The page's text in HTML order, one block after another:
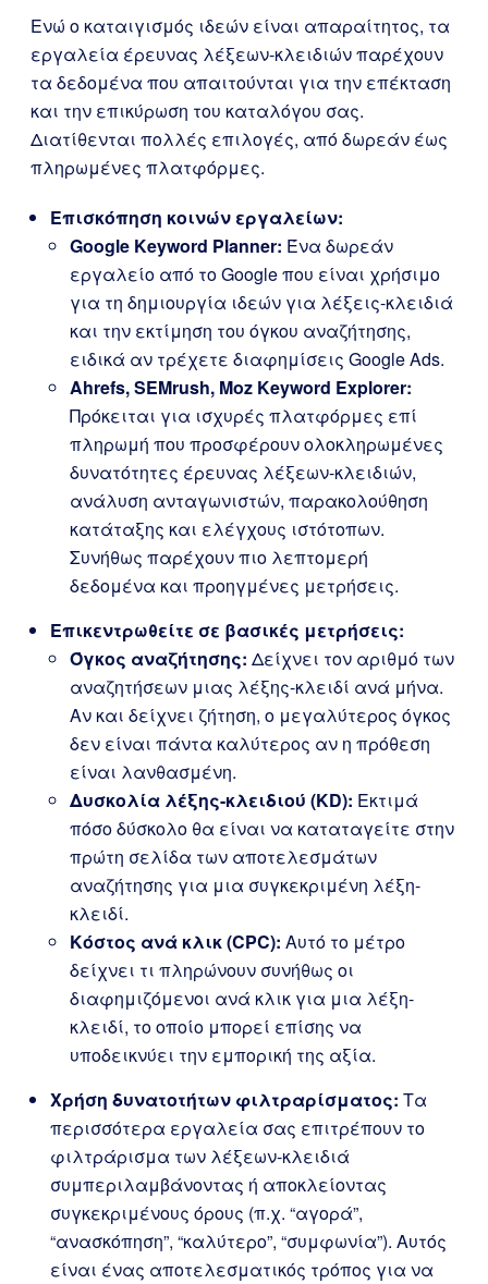
Ενώ ο καταιγισμός ιδεών είναι απαραίτητος, τα
εργαλεία έρευνας λέξεων-κλειδιών παρέχουν
τα δεδομένα που απαιτούνται για την επέκταση
και την επικύρωση του καταλόγου σας.
Διατίθενται πολλές επιλογές, από δωρεάν έως
πληρωμένες πλατφόρμες.
Επισκόπηση κοινών εργαλείων:
Google Keyword Planner: Ένα δωρεάν
εργαλείο από το Google που είναι χρήσιμο
για τη δημιουργία ιδεών για λέξεις-κλειδιά
και την εκτίμηση του όγκου αναζήτησης,
ειδικά αν τρέχετε διαφημίσεις Google Ads.
Ahrefs, SEMrush, Moz Keyword Explorer:
Πρόκειται για ισχυρές πλατφόρμες επί
πληρωμή που προσφέρουν ολοκληρωμένες
δυνατότητες έρευνας λέξεων-κλειδιών,
ανάλυση ανταγωνιστών, παρακολούθηση
κατάταξης και ελέγχους ιστότοπων.
Συνήθως παρέχουν πιο λεπτομερή
δεδομένα και προηγμένες μετρήσεις.
Επικεντρωθείτε σε βασικές μετρήσεις:
Όγκος αναζήτησης: Δείχνει τον αριθμό των
αναζητήσεων μιας λέξης-κλειδί ανά μήνα.
Αν και δείχνει ζήτηση, ο μεγαλύτερος όγκος
δεν είναι πάντα καλύτερος αν η πρόθεση
είναι λανθασμένη.
Δυσκολία λέξης-κλειδιού (KD): Εκτιμά
πόσο δύσκολο θα είναι να καταταγείτε στην
πρώτη σελίδα των αποτελεσμάτων
αναζήτησης για μια συγκεκριμένη λέξη-
κλειδί.
Κόστος ανά κλικ (CPC): Αυτό το μέτρο
δείχνει τι πληρώνουν συνήθως οι
διαφημιζόμενοι ανά κλικ για μια λέξη-
κλειδί, το οποίο μπορεί επίσης να
υποδεικνύει την εμπορική της αξία.
Χρήση δυνατοτήτων φιλτραρίσματος: Τα
περισσότερα εργαλεία σας επιτρέπουν το
φιλτράρισμα των λέξεων-κλειδιά
συμπεριλαμβάνοντας ή αποκλείοντας
συγκεκριμένους όρους (π.χ. “αγορά”,
“ανασκόπηση”, “καλύτερο”, “συμφωνία”). Αυτός
είναι ένας αποτελεσματικός τρόπος για να